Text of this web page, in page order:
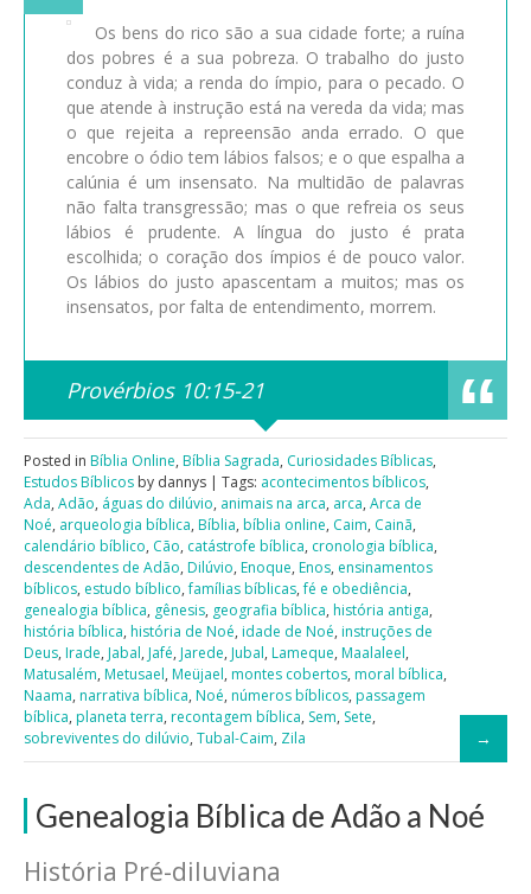
Os bens do rico são a sua cidade forte; a ruína
dos pobres é a sua pobreza. O trabalho do justo
conduz à vida; a renda do ímpio, para o pecado. O
que atende à instrução está na vereda da vida; mas
o que rejeita a repreensão anda errado. O que
encobre o ódio tem lábios falsos; e o que espalha a
calúnia é um insensato. Na multidão de palavras
não falta transgressão; mas o que refreia os seus
lábios é prudente. A língua do justo é prata
escolhida; o coração dos ímpios é de pouco valor.
Os lábios do justo apascentam a muitos; mas os
insensatos, por falta de entendimento, morrem.
Provérbios 10:15-21
Posted in Bíblia Online, Bíblia Sagrada, Curiosidades Bíblicas,
Estudos Bíblicos by dannys | Tags: acontecimentos bíblicos,
Ada, Adão, águas do dilúvio, animais na arca, arca, Arca de
Noé, arqueologia bíblica, Bíblia, bíblia online, Caim, Cainã,
calendário bíblico, Cão, catástrofe bíblica, cronologia bíblica,
descendentes de Adão, Dilúvio, Enoque, Enos, ensinamentos
bíblicos, estudo bíblico,famílias bíblicas,fé e obediência,
genealogia bíblica, gênesis, geografia bíblica, história antiga,
história bíblica, história de Noé, idade de Noé, instruções de
Deus, Irade, Jabal, Jafé, Jarede, Jubal, Lameque, Maalaleel,
Matusalém, Metusael, Meüjael, montes cobertos, moral bíblica,
Naama, narrativa bíblica, Noé, números bíblicos, passagem
bíblica, planeta terra, recontagem bíblica, Sem, Sete,
sobreviventes do dilúvio, Tubal-Caim, Zila
Genealogia Bíblica de Adão a Noé
História Pré-diluviana